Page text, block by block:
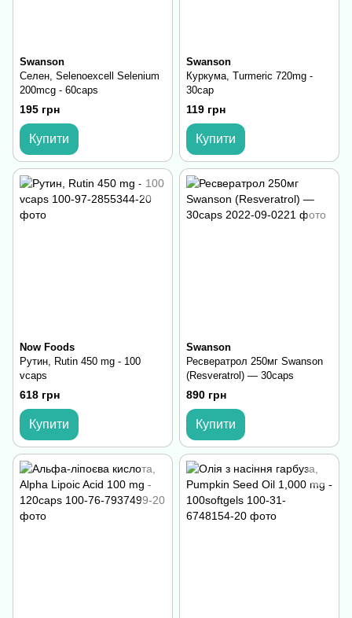
Swanson
Селен, Selenoexcell Selenium
200mcg - 60caps
195 грн
Купити
Swanson
Куркума, Turmeric 720mg -
30cap
119 грн
Купити
Now Foods
Рутин, Rutin 450 mg - 100
vcaps
618 грн
Купити
Swanson
Ресвератрол 250мг Swanson
(Resveratrol) — 30caps
890 грн
Купити